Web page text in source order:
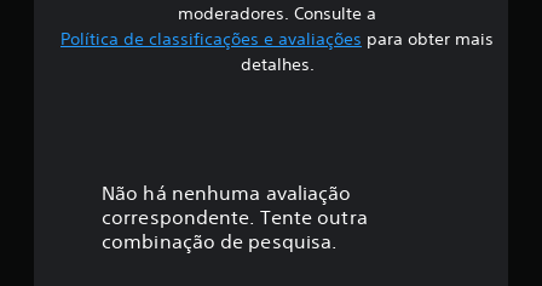
moderadores. Consulte a
Política de classificações e avaliações para obter mais
detalhes.
Não há nenhuma avaliação
correspondente. Tente outra
combinação de pesquisa.